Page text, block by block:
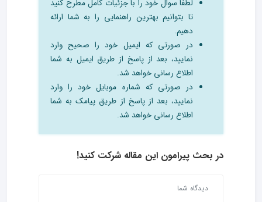
لطفاً سوال خود را با جزئیات کامل مطرح کنید
تا بتوانیم بهترین راهنمایی را به شما ارائه
دهیم.
در صورتی که ایمیل خود را صحیح وارد
نمایید، بعد از پاسخ از طریق ایمیل به شما
اطلاع رسانی خواهد شد.
در صورتی که شماره موبایل خود را وارد
نمایید، بعد از پاسخ از طریق پیامک به شما
اطلاع رسانی خواهد شد.
در بحث‌ پیرامون این مقاله شرکت کنید!